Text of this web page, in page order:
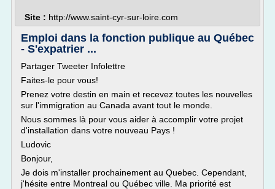
Site : http://www.saint-cyr-sur-loire.com
Emploi dans la fonction publique au Québec
- S'expatrier ...
Partager Tweeter Infolettre
Faites-le pour vous!
Prenez votre destin en main et recevez toutes les nouvelles
sur l'immigration au Canada avant tout le monde.
Nous sommes là pour vous aider à accomplir votre projet
d'installation dans votre nouveau Pays !
Ludovic
Bonjour,
Je dois m'installer prochainement au Quebec. Cependant,
j'hésite entre Montreal ou Québec ville. Ma priorité est